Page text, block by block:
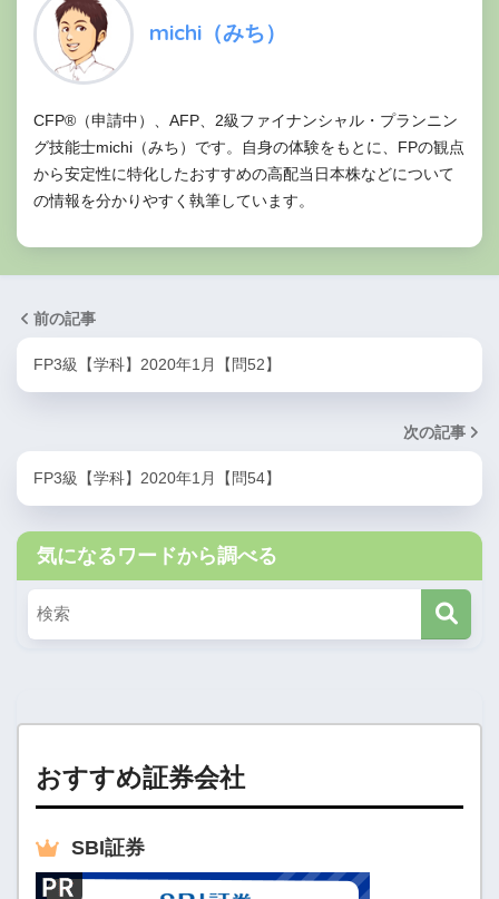
michi（みち）
CFP®（申請中）、AFP、2級ファイナンシャル・プランニン
グ技能士michi（みち）です。自身の体験をもとに、FPの観点
から安定性に特化したおすすめの高配当日本株などについて
の情報を分かりやすく執筆しています。
前の記事
FP3級【学科】2020年1月【問52】
次の記事
FP3級【学科】2020年1月【問54】
気になるワードから調べる
おすすめ証券会社
SBI証券